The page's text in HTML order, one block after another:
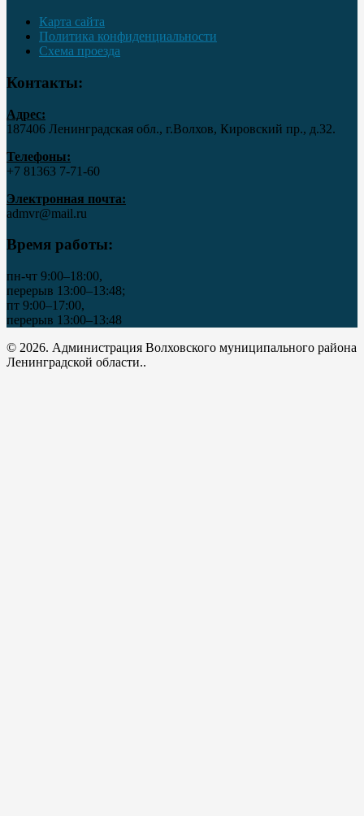
Карта сайта
Политика конфиденциальности
Схема проезда
Контакты:
Адрес:
187406 Ленинградская обл., г.Волхов, Кировский пр., д.32.
Телефоны:
+7 81363 7‑71-60
Электронная почта:
admvr@mail.ru
Время работы:
пн-чт 9:00–18:00,
перерыв 13:00–13:48;
пт 9:00–17:00,
перерыв 13:00–13:48
© 2026. Администрация Волховского муниципального района
Ленинградской области..